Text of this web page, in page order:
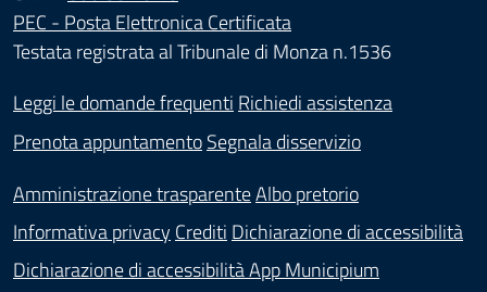
PEC - Posta Elettronica Certificata
Testata registrata al Tribunale di Monza n.1536
Leggi le domande frequenti Richiedi assistenza
Prenota appuntamentoSegnala disservizio
Amministrazione trasparenteAlbo pretorio
Informativa privacy Crediti Dichiarazione di accessibilità
Dichiarazione di accessibilità App Municipium